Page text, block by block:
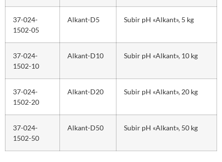
37-024-
1502-05
Alkant-D5 Subir pH «Alkant», 5 kg
37-024-
1502-10
Alkant-D10 Subir pH «Alkant», 10 kg
37-024-
1502-20
Alkant-D20 Subir pH «Alkant», 20 kg
37-024-
1502-50
Alkant-D50 Subir pH «Alkant», 50 kg